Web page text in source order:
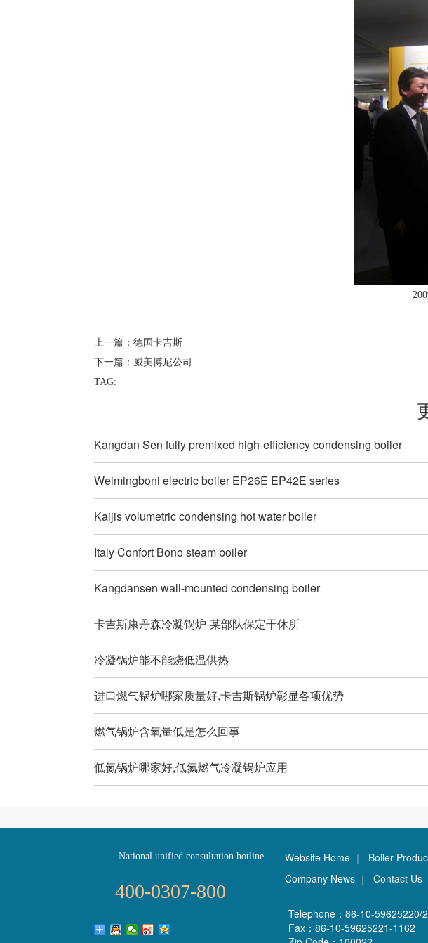
2009
上一篇：德国卡吉斯
下一篇： 威美博尼公司
TAG:
Kangdan Sen fully premixed high-efficiency condensing boiler
Weimingboni electric boiler EP26E EP42E series
Kaijis volumetric condensing hot water boiler
Italy Confort Bono steam boiler
Kangdansen wall-mounted condensing boiler
卡吉斯康丹森冷凝锅炉-某部队保定干休所
冷凝锅炉能不能烧低温供热
进口燃气锅炉哪家质量好,卡吉斯锅炉彰显各项优势
燃气锅炉含氧量低是怎么回事
低氮锅炉哪家好,低氮燃气冷凝锅炉应用
National unified consultation hotline
400-0307-800
Website Home ｜ Boiler
Company News ｜Contact Us
Telephone：86-10-59625220/
Fax：86-10-59625221-1162